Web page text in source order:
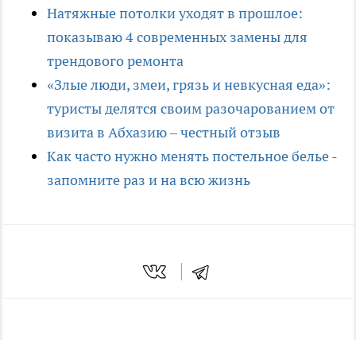
Натяжные потолки уходят в прошлое:
показываю 4 современных замены для
трендового ремонта
«Злые люди, змеи, грязь и невкусная еда»:
туристы делятся своим разочарованием от
визита в Абхазию – честный отзыв
Как часто нужно менять постельное белье -
запомните раз и на всю жизнь